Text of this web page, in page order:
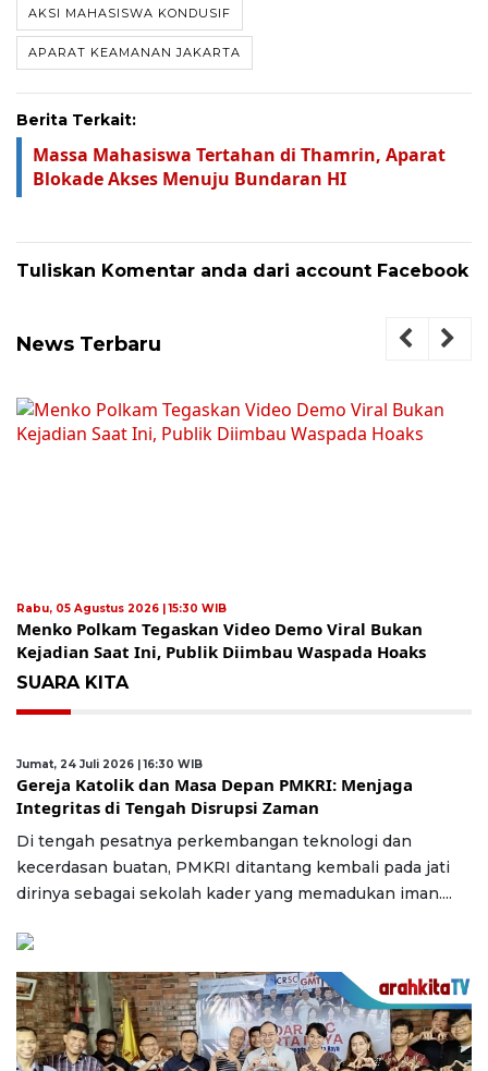
AKSI MAHASISWA KONDUSIF
APARAT KEAMANAN JAKARTA
Berita Terkait:
Massa Mahasiswa Tertahan di Thamrin, Aparat
Blokade Akses Menuju Bundaran HI
Tuliskan Komentar anda dari account Facebook
News Terbaru
Rabu, 05 Agustus 2026 | 15:30 WIB
Menko Polkam Tegaskan Video Demo Viral Bukan
Kejadian Saat Ini, Publik Diimbau Waspada Hoaks
SUARA KITA
Jumat, 24 Juli 2026 | 16:30 WIB
Gereja Katolik dan Masa Depan PMKRI: Menjaga
Integritas di Tengah Disrupsi Zaman
Di tengah pesatnya perkembangan teknologi dan
kecerdasan buatan, PMKRI ditantang kembali pada jati
dirinya sebagai sekolah kader yang memadukan iman....